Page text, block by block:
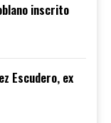
inscrito
Escudero, ex